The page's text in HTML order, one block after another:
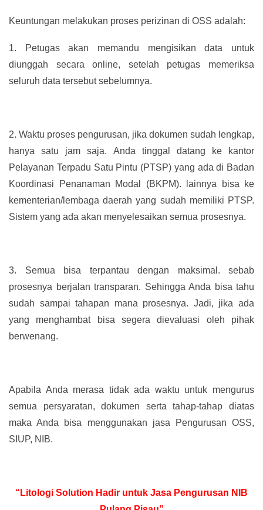
Keuntungan melakukan proses perizinan di OSS adalah:
1.
Petugas akan memandu mengisikan data untuk
diunggah secara online, setelah petugas memeriksa
seluruh data tersebut sebelumnya.
2. Waktu proses pengurusan, jika dokumen sudah lengkap,
hanya satu jam saja. Anda tinggal datang ke kantor
Pelayanan Terpadu Satu Pintu (PTSP) yang ada di Badan
Koordinasi Penanaman Modal (BKPM). lainnya bisa ke
kementerian/lembaga daerah yang sudah memiliki PTSP.
Sistem yang ada akan menyelesaikan semua prosesnya.
3.
Semua bisa terpantau dengan maksimal. sebab
prosesnya berjalan transparan. Sehingga Anda bisa tahu
sudah sampai tahapan mana prosesnya. Jadi, jika ada
yang menghambat bisa segera dievaluasi oleh pihak
berwenang.
Apabila Anda merasa tidak ada waktu untuk mengurus
semua persyaratan, dokumen serta tahap-tahap diatas
maka Anda bisa menggunakan jasa Pengurusan OSS,
SIUP, NIB.
“Litologi Solution Hadir untuk Jasa Pengurusan NIB